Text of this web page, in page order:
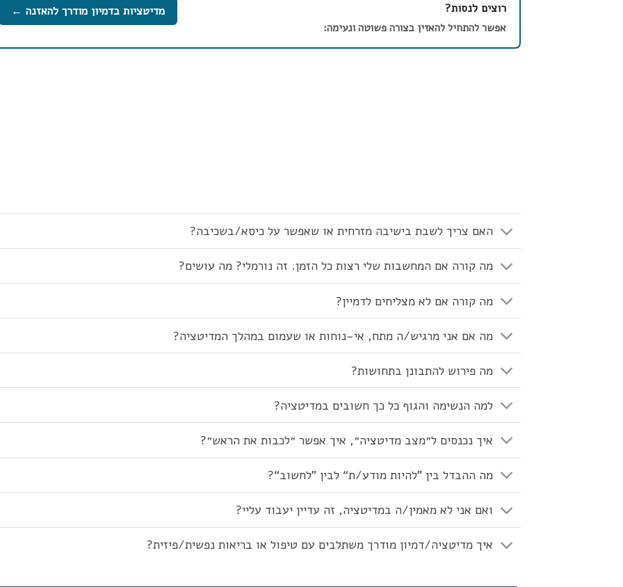
רוצים לנסות?
אפשר להתחיל להאזין בצורה פשוטה ונעימה:
מדיטציות בדמיון מודרך להאזנה ←
האם צריך לשבת בישיבה מזרחית או שאפשר על כיסא/בשכיבה?
מה קורה אם המחשבות שלי רצות כל הזמן. זה נורמלי? מה עושים?
מה קורה אם לא מצליחים לדמיין?
מה אם אני מרגיש/ה מתח, אי-נוחות או שעמום במהלך המדיטציה?
מה פירוש להתבונן בתחושות?
למה הנשימה והגוף כל כך חשובים במדיטציה?
איך נכנסים ל״מצב מדיטציה״, איך אפשר ״לכבות את הראש״?
מה ההבדל בין ”להיות מודע/ת“ לבין ”לחשוב“?
ואם אני לא מאמין/ה במדיטציה, זה עדיין יעבוד עליי?
איך מדיטציה/דמיון מודרך משתלבים עם טיפול או בריאות נפשית/פיזית?